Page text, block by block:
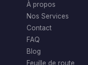
À propos
Nos Services
Contact
FAQ
Blog
Feuille de route